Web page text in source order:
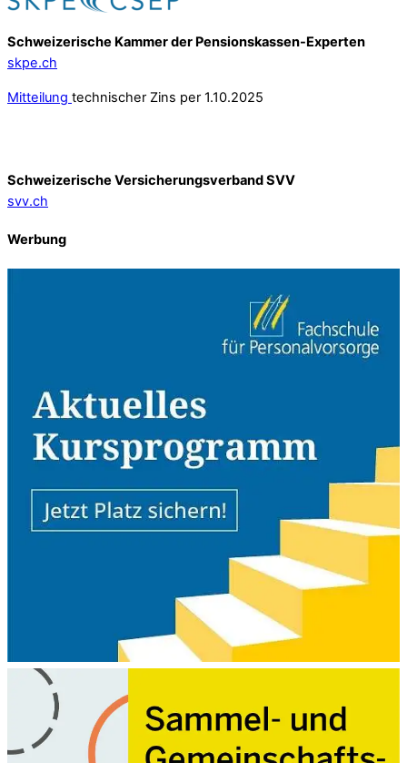
Schweizerische Kammer der Pensionskassen-Experten
skpe.ch
Mitteilung technischer Zins per 1.10.2025
Schweizerische Versicherungsverband SVV
svv.ch
Werbung